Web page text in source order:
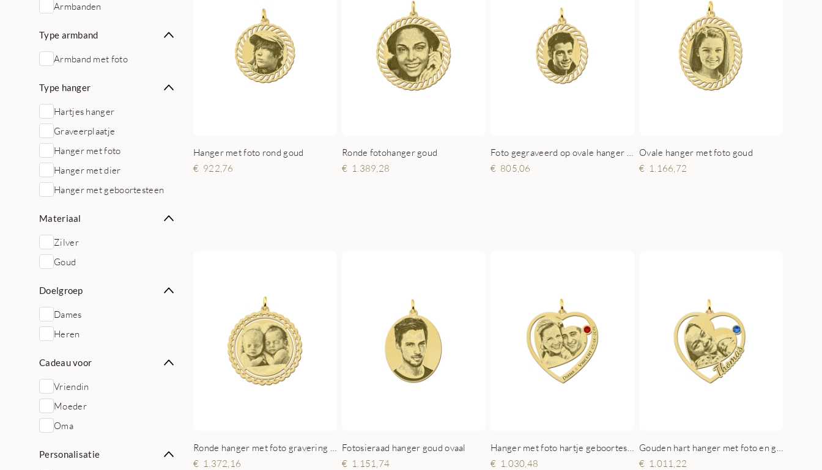
Armbanden
Type armband
Armband met foto
Type hanger
Hartjes hanger
Graveerplaatje
Hanger met foto
Hanger met dier
Hanger met geboortesteen
Materiaal
Zilver
Goud
Doelgroep
Dames
Heren
Cadeau voor
Vriendin
Moeder
Oma
Personalisatie
Hanger met foto rond goud
922,76
Ronde fotohanger goud
1.389,28
805,06
Ovale hanger met foto goud
1.166,72
1.372,16
Fotosieraad hanger goud ovaal
1.151,74
1.030,48
1.011,22